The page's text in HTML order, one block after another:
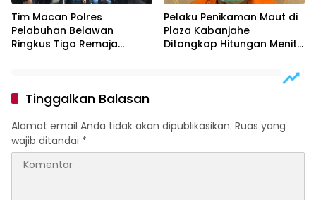
Tim Macan Polres
Pelabuhan Belawan
Ringkus Tiga Remaja
Pelaku Penikaman Maut di
Plaza Kabanjahe
Ditangkap Hitungan Menit,
Tinggalkan Balasan
Alamat email Anda tidak akan dipublikasikan. Ruas yang
wajib ditandai *